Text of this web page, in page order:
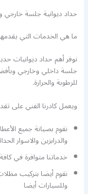
حداد ديوانية جلسة خارجي
ما هي الخدمات التي
نوفر أهم حداد ديوانيات
جلسة داخلي وخارجي
للرطوبة والحرارة.
ويعمل كادرنا الفني على
نقوم بصيانة جميع
والدرابزين والاسوار
خدماتنا متوافرة في
نقوم أيضا بتركيب
وللسيارات أيضا